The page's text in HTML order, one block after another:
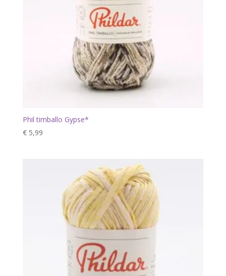
Phil timballo Gypse*
€5,99